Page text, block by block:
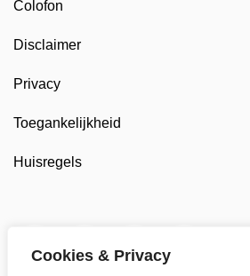
Cookies & Privacy
Colofon
Disclaimer
Privacy
Toegankelijkheid
Huisregels